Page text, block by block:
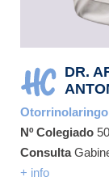
DR.
Nº Colegiado
Consulta
+ info